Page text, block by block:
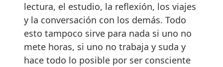
lectura, el estudio, la reflexión, los viajes
y la conversación con los demás. Todo
esto tampoco sirve para nada si uno no
mete horas, si uno no trabaja y suda y
hace todo lo posible por ser consciente